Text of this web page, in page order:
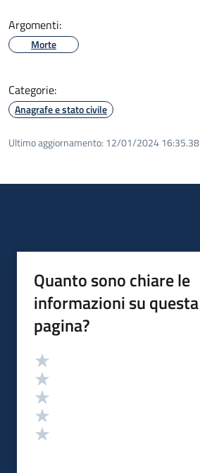
Argomenti:
Morte
Categorie:
Anagrafe e stato civile
Ultimo aggiornamento: 12/01/2024 16:35.38
Quanto sono chiare le
informazioni su questa
pagina?
Valutazione